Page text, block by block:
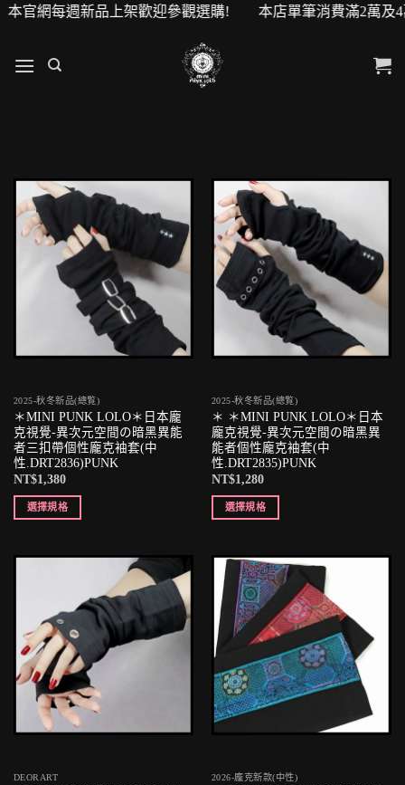
每週新品上架歡迎參觀選購! 本店單筆消費滿2萬及4萬
2025-秋冬新品(總覧)
＊MINI PUNK LOLO＊日本龐
克視覺-異次元空間の暗黑異能
者三扣帶個性龐克袖套(中
性.DRT2836)PUNK
NT$1,380
選擇規格
2025-秋冬新品(總覧)
＊ ＊MINI PUNK LOLO＊日本
龐克視覺-異次元空間の暗黑異
能者個性龐克袖套(中
性.DRT2835)PUNK
NT$1,280
選擇規格
DEORART 2026-龐克新款(中性)